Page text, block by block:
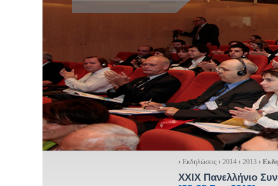
› Εκδηλώσεις › 2014 › 2013 ›
XXIX Πανελλήνιο